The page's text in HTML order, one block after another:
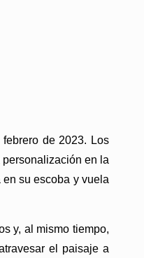
de 2023. Los
en la
su escoba y vuela
y, al mismo tiempo,
el paisaje a